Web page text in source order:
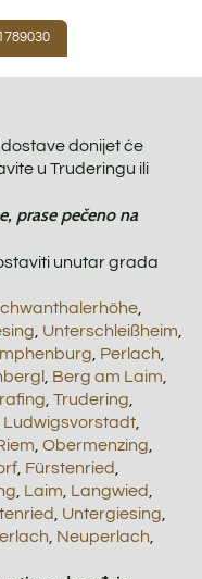
donijet će
u Truderingu ili
prase pečeno na
unutar grada
Unterschleißheim
Perlach
Berg am Laim
,Trudering
Ludwigsvorstadt
,Obermenzing
Fürstenried
Laim Langwied
Untergiesing
Neuperlach